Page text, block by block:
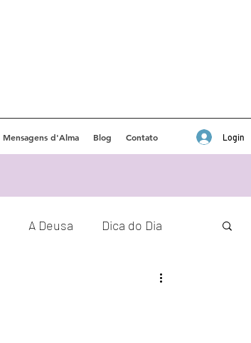
Mensagens d'Alma Blog Contato Login
A Deusa Dica do Dia